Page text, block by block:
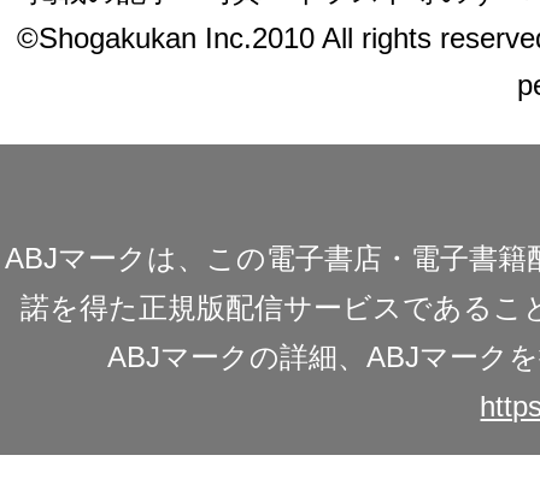
©Shogakukan Inc.2010 All rights
ABJマークは、この電子書店・電子書
諾を得た正規版配信サービスであるこ
ABJマークの詳細、ABJマーク